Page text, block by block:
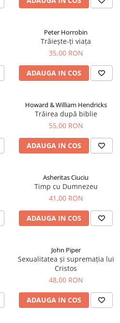
Peter Horrobin
Trăiește-ți viața
35,00 RON
ADAUGA IN COS
Howard & William Hendricks
Trăirea după biblie
55,00 RON
ADAUGA IN COS
Asheritas Ciuciu
Timp cu Dumnezeu
41,00 RON
ADAUGA IN COS
John Piper
Sexualitatea și supremația lui
Cristos
48,00 RON
ADAUGA IN COS